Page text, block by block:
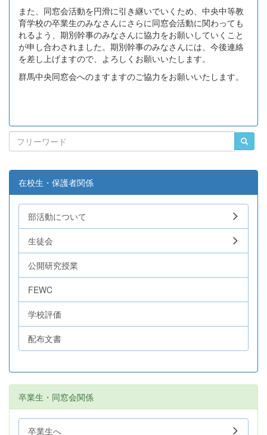
また、同窓会活動を円滑に引き継いでいくため、中央中等教
育学校の卒業生のみなさんにさらに同窓会活動に関わっても
れるよう、期別幹事のみなさんに協力をお願いしていくこと
が申し合わされました。期別幹事のみなさんには、今後連絡
を差し上げますので、よろしくお願いいたします。
群馬中央同窓会へのますますのご協力をお願いいたします。
在校生・保護者関係
部活動について
生徒会
公開研究授業
FEWC
学校評価
配布文書
卒業生・同窓会関係
卒業生へ